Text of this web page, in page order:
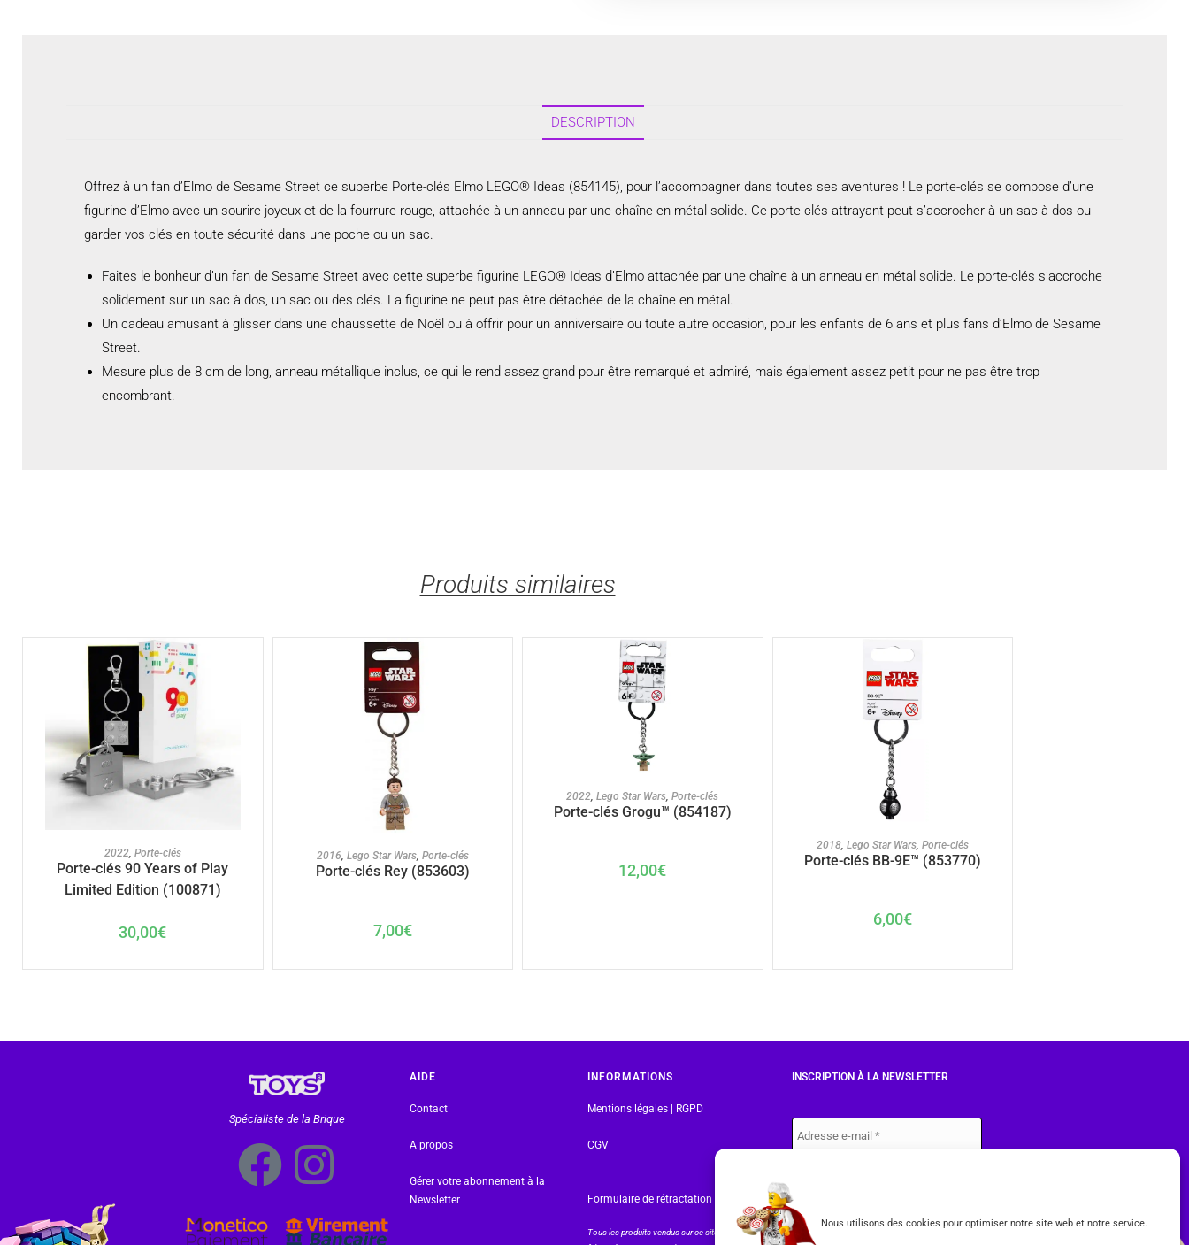
Nous utilisons des cookies pour optimiser notre site web et notre service.
DESCRIPTION
Offrez à un fan d’Elmo de Sesame Street ce superbe Porte-clés Elmo LEGO® Ideas (854145), pour l’accompagner dans toutes ses aventures ! Le porte-clés se compose d’une
figurine d’Elmo avec un sourire joyeux et de la fourrure rouge, attachée à un anneau par une chaîne en métal solide. Ce porte-clés attrayant peut s’accrocher à un sac à dos ou
garder vos clés en toute sécurité dans une poche ou un sac.
Faites le bonheur d’un fan de Sesame Street avec cette superbe figurine LEGO® Ideas d’Elmo attachée par une chaîne à un anneau en métal solide. Le porte-clés s’accroche
solidement sur un sac à dos, un sac ou des clés. La figurine ne peut pas être détachée de la chaîne en métal.
Un cadeau amusant à glisser dans une chaussette de Noël ou à offrir pour un anniversaire ou toute autre occasion, pour les enfants de 6 ans et plus fans d’Elmo de Sesame
Street.
Mesure plus de 8 cm de long, anneau métallique inclus, ce qui le rend assez grand pour être remarqué et admiré, mais également assez petit pour ne pas être trop
encombrant.
Produits similaires
AJOUTER AU PANIER
2022, Porte-clés
Porte-clés 90 Years of Play
Limited Edition (100871)
30,00€
AJOUTER AU PANIER
2016, Lego Star Wars, Porte-clés
Porte-clés Rey (853603)
7,00€
AJOUTER AU PANIER
2022 ,Lego Star Wars ,Porte-clés
Porte-clés Grogu™ (854187)
12,00€
AJOUTER AU PANIER
2018, Lego Star Wars, Porte-clés
Porte-clés BB-9E™ (853770)
6,00€
Spécialiste de la Brique
AIDE
Contact
A propos
Gérer votre abonnement à la
Newsletter
INFORMATIONS
Mentions légales | RGPD
CGV
Formulaire de rétractation
Tous les produits vendus sur ce site sont
INSCRIPTION À LA NEWSLETTER